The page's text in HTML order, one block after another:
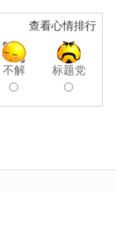
查看心情排行
不解 标题党